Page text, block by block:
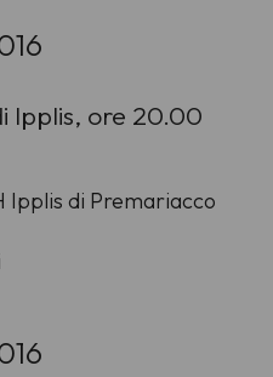
Ipplis, ore 20.00
Ipplis di Premariacco